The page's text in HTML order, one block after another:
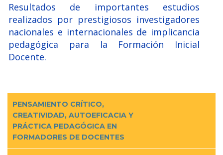
Resultados de importantes estudios
realizados por prestigiosos investigadores
nacionales e internacionales de implicancia
pedagógica para la Formación Inicial
Docente.
PENSAMIENTO CRÍTICO,
CREATIVIDAD, AUTOEFICACIA Y
PRÁCTICA PEDAGÓGICA EN
FORMADORES DE DOCENTES